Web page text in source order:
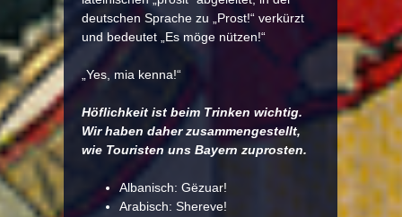
deutschen Sprache zu „Prost!“ verkürzt
und bedeutet „Es möge nützen!“
„Yes, mia kenna!“
Höflichkeit ist beim Trinken wichtig.
Wir haben daher zusammengestellt,
wie Touristen uns Bayern zuprosten.
Albanisch: Gëzuar!
Arabisch: Shereve!